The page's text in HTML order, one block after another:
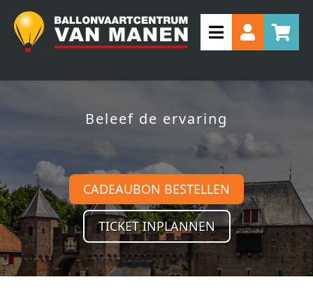
Beleef de ervaring
CADEAUBON BESTELLEN
TICKET INPLANNEN